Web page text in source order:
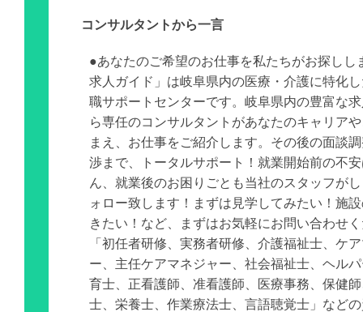
コンサルタントから一言
●あなたのご希望のお仕事を私たちがお探しし
求人ガイド」は岐阜県内の医療・介護に特化
職サポートセンターです。岐阜県内の豊富な
ら専任のコンサルタントがあなたのキャリア
まえ、お仕事をご紹介します。その後の面談
渉まで、トータルサポート！就業開始前の不
ん、就業後のお困りごとも当社のスタッフが
ォロー致します！まずは見学してみたい！施
きたい！など、まずはお気軽にお問い合わせ
「初任者研修、実務者研修、介護福祉士、ケ
ー、主任ケアマネジャー、社会福祉士、ヘル
育士、正看護師、准看護師、医療事務、保健
士、栄養士、作業療法士、言語聴覚士」など